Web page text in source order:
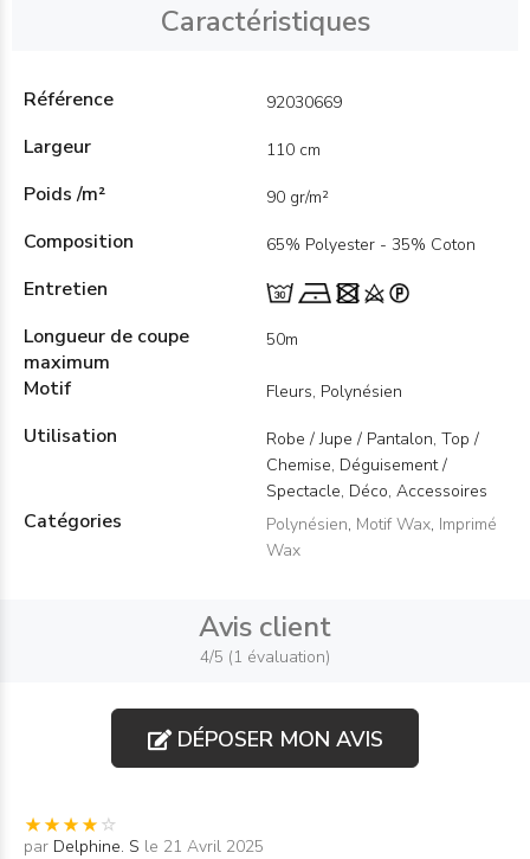
Caractéristiques
Référence 92030669
Largeur 110 cm
Poids /m² 90 gr/m²
Composition 65% Polyester - 35% Coton
Entretien
Longueur de coupe
maximum
50m
Motif Fleurs, Polynésien
Utilisation
Robe / Jupe / Pantalon, Top /
Chemise, Déguisement /
Spectacle, Déco, Accessoires
Catégories Polynésien, Motif Wax, Imprimé
Wax
Avis client
4/5 (1 évaluation)
DÉPOSER MON AVIS
par Delphine. S le 21 Avril 2025